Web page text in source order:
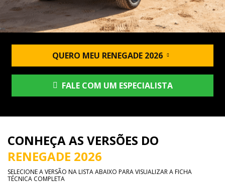
QUERO MEU RENEGADE 2026
FALE COM UM ESPECIALISTA
CONHEÇA AS VERSÕES DO
RENEGADE 2026
SELECIONE A VERSÃO NA LISTA ABAIXO PARA VISUALIZAR A FICHA
TÉCNICA COMPLETA